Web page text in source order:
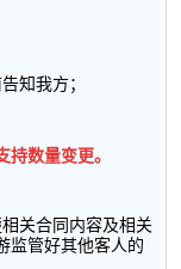
知我方；
持数量变更。
关合同内容及相关
监管好其他客人的